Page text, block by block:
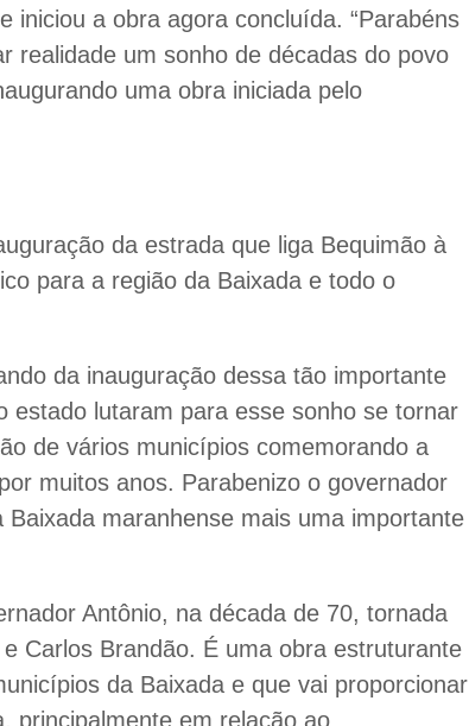
iniciou a obra agora concluída. “Parabéns
realidade um sonho de décadas do povo
uma obra iniciada pelo
da estrada que liga Bequimão à
para a região da Baixada e todo o
da inauguração dessa tão importante
estado lutaram para esse sonho se tornar
de vários municípios comemorando a
muitos anos. Parabenizo o governador
maranhense mais uma importante
Antônio, na década de 70, tornada
Carlos Brandão. É uma obra estruturante
da Baixada e que vai proporcionar
principalmente em relação ao